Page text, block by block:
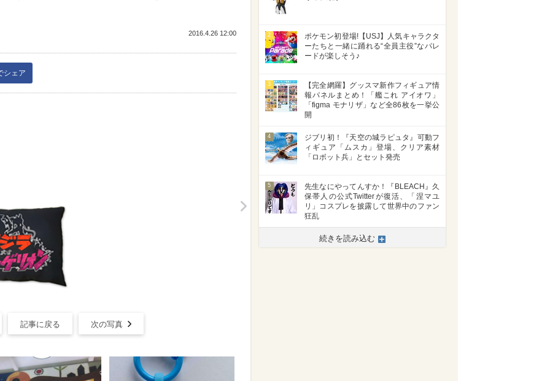
2016.4.26 12:00
シェア
>
記事に戻る 次の写真
2
ポケモン初登場!【USJ】人気キャラクタ
ーたちと一緒に踊れる“全員主役”なパレ
ードが楽しそう♪
3
【完全網羅】グッスマ新作フィギュア情
報パネルまとめ！「艦これ アイオワ」
「figma モナリザ」など全86枚を一挙公
開
4
ジブリ初！『天空の城ラピュタ』可動フ
ィギュア「ムスカ」登場、クリア素材
「ロボット兵」とセット発売
5
先生なにやってんすか！『BLEACH』久
保帯人の公式Twitterが復活、「涅マユ
リ」コスプレを披露して世界中のファン
狂乱
続きを読み込む